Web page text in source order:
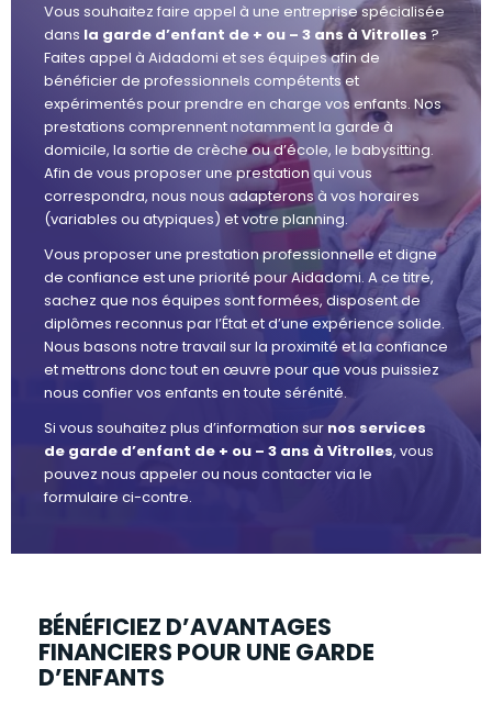
Vous souhaitez faire appel à une entreprise spécialisée
dans la garde d’enfant de + ou – 3 ans à Vitrolles ?
Faites appel à Aidadomi et ses équipes afin de
bénéficier de professionnels compétents et
expérimentés pour prendre en charge vos enfants. Nos
prestations comprennent notamment la garde à
domicile, la sortie de crèche ou d’école, le babysitting.
Afin de vous proposer une prestation qui vous
correspondra, nous nous adapterons à vos horaires
(variables ou atypiques) et votre planning.
Vous proposer une prestation professionnelle et digne
de confiance est une priorité pour Aidadomi. A ce titre,
sachez que nos équipes sont formées, disposent de
diplômes reconnus par l’État et d’une expérience solide.
Nous basons notre travail sur la proximité et la confiance
et mettrons donc tout en œuvre pour que vous puissiez
nous confier vos enfants en toute sérénité.
Si vous souhaitez plus d’information sur nos services
de garde d’enfant de + ou – 3 ans à Vitrolles, vous
pouvez nous appeler ou nous contacter via le
formulaire ci-contre.
BÉNÉFICIEZ D’AVANTAGES
FINANCIERS POUR UNE GARDE
D’ENFANTS